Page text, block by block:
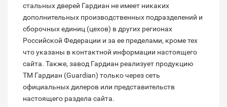
стальных дверей Гардиан не имеет никаких
дополнительных производственных подразделений и
сборочных единиц (цехов) в других регионах
Российской Федерации и за ее пределами, кроме тех
что указаны в контактной информации настоящего
сайта. Также, завод Гардиан реализует продукцию
ТМ Гардиан (Guardian) только через сеть
официальных дилеров или представительств
настоящего раздела сайта.